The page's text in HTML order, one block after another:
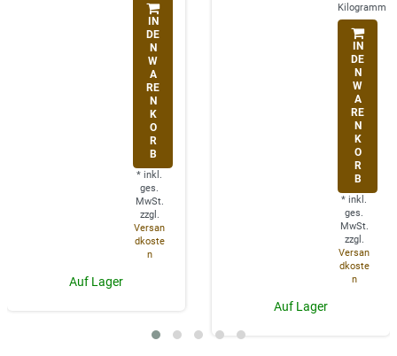
IN
DE
N
W
A
RE
N
K
O
R
B
* inkl.
ges.
MwSt.
zzgl.
Versan
dkoste
n
Auf Lager
Kilogramm
IN
DE
N
W
A
RE
N
K
O
R
B
* inkl.
ges.
MwSt.
zzgl.
Versan
dkoste
n
Auf Lager